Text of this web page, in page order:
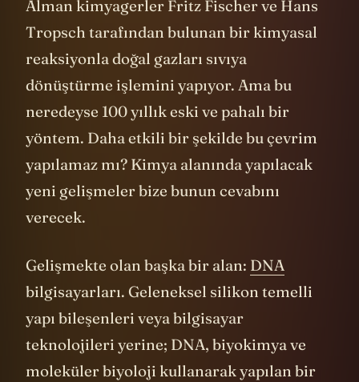
Alman kimyagerler Fritz Fischer ve Hans
Tropsch tarafından bulunan bir kimyasal
reaksiyonla doğal gazları sıvıya
dönüştürme işlemini yapıyor. Ama bu
neredeyse 100 yıllık eski ve pahalı bir
yöntem. Daha etkili bir şekilde bu çevrim
yapılamaz mı? Kimya alanında yapılacak
yeni gelişmeler bize bunun cevabını
verecek.
Gelişmekte olan başka bir alan: DNA
bilgisayarları. Geleneksel silikon temelli
yapı bileşenleri veya bilgisayar
teknolojileri yerine; DNA, biyokimya ve
moleküler biyoloji kullanarak yapılan bir